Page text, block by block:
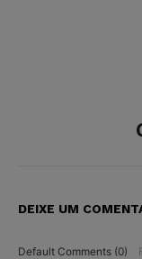
DEIXE UM
Default Comments (0)